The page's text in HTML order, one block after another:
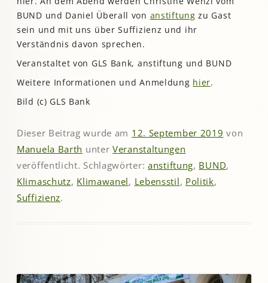
BUND und Daniel Überall von anstiftung zu Gast
sein und mit uns über Suffizienz und ihr
Verständnis davon sprechen.
Veranstaltet von GLS Bank, anstiftung und BUND
Weitere Informationen und Anmeldung hier.
Bild (c) GLS Bank
Dieser Beitrag wurde am 12. September 2019 von
Manuela Barth unterVeranstaltungen
veröffentlicht. Schlagwörter: anstiftung, BUND,
Klimaschutz, Klimawanel, Lebensstil, Politik,
Suffizienz.